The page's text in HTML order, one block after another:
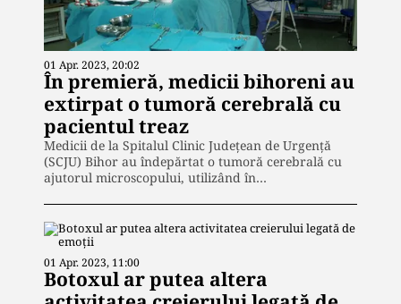
01 Apr. 2023, 20:02
În premieră, medicii bihoreni au
extirpat o tumoră cerebrală cu
pacientul treaz
Medicii de la Spitalul Clinic Județean de Urgență
(SCJU) Bihor au îndepărtat o tumoră cerebrală cu
ajutorul microscopului, utilizând în…
01 Apr. 2023, 11:00
Botoxul ar putea altera